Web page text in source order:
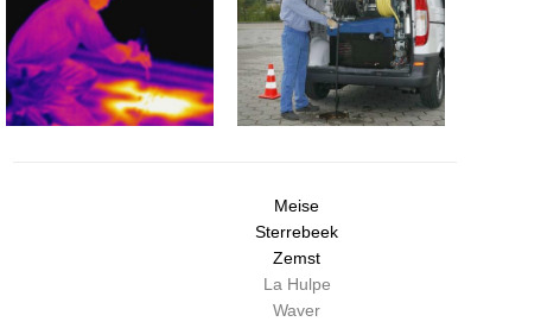
Meise
Sterrebeek
Zemst
La Hulpe
Waver